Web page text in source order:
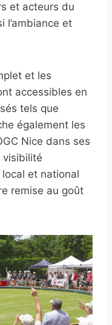
et acteurs du
l’ambiance et
et les
accessibles en
tels que
également les
Nice dans ses
visibilité
et national
remise au goût